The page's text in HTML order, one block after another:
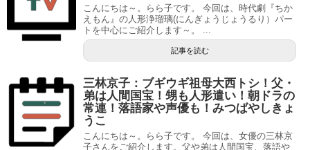
こんにちは～。らら子です。 今回は、時代劇『ちか
えもん』の人形浄瑠璃(にんぎょうじょうるり）パー
トを中心にご紹介します～。 ...
記事を読む
三林京子：ブギウギ祖母大西トシ！父・
弟は人間国宝！甥も人形遣い！朝ドラの
常連！落語家や声優も！みつばやしきょ
うこ
こんにちは～。らら子です。 今回は、女優の三林京
子さんをご紹介します。父や弟は人間国宝、落語や